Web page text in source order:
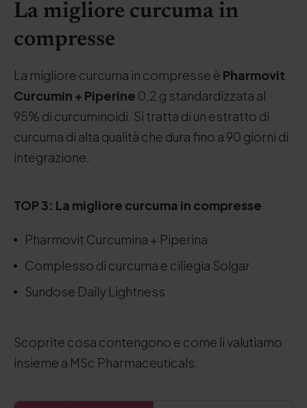
La migliore curcuma in
compresse
La migliore curcuma in compresse è Pharmovit
Curcumin + Piperine 0,2 g standardizzata al
95% di curcuminoidi. Si tratta di un estratto di
curcuma di alta qualità che dura fino a 90 giorni di
integrazione.
TOP 3: La migliore curcuma in compresse
Pharmovit Curcumina + Piperina
Complesso di curcuma e ciliegia Solgar
Sundose Daily Lightness
Scoprite cosa contengono e come li valutiamo
insieme a MSc Pharmaceuticals.